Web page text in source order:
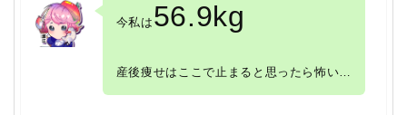
今私は 56.9kg
産後痩せはここで止まると思ったら怖い…